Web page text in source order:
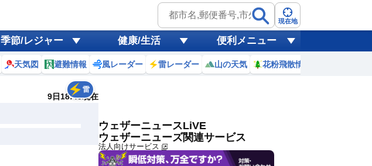
現在地
季節/レジャー 健康/生活 便利メニュー
天気図 避難情報 風レーダー 雷レーダー 山の天気 花粉飛散情報
9日18:40現在
雷
風
黄砂
天気 台風
ウェザーニュースLiVE
ウェザーニューズ関連サービス
法人向けサービス